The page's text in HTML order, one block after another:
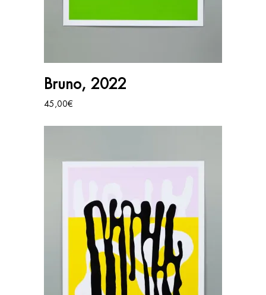
Bruno, 2022
45,00€